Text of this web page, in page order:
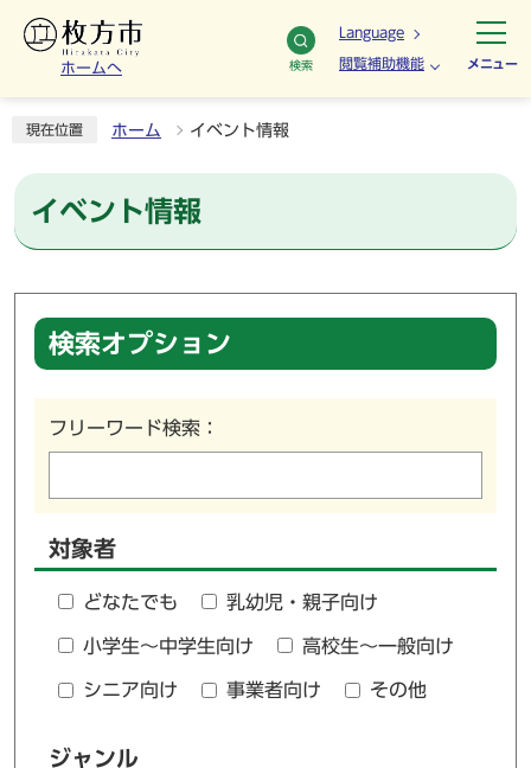
ホームへ 検索
Language
閲覧補助機能 メニュー
現在位置 ホーム イベント情報
イベント情報
検索オプション
フリーワード検索：
対象者
どなたでも 乳幼児・親子向け
小学生～中学生向け 高校生～一般向け
シニア向け 事業者向け その他
ジャンル